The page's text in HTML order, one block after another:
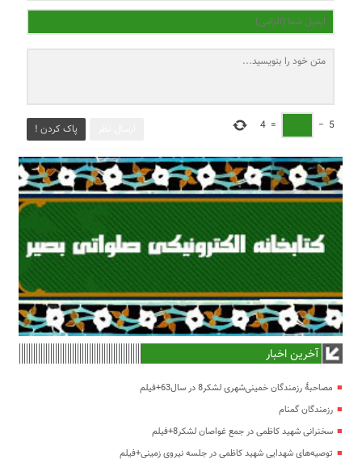
پاک کردن ! 5
−
=
4
آخرین اخبار
مصاحبۀ رزمندگان خمینی‌شهری لشکر8 در سال63+فیلم
رزمندگان گمنام
سخنرانی شهید کاظمی در جمع غواصان لشکر8+فیلم
توصیه‌های شهدایی شهید کاظمی در جلسه نیروی زمینی+فیلم